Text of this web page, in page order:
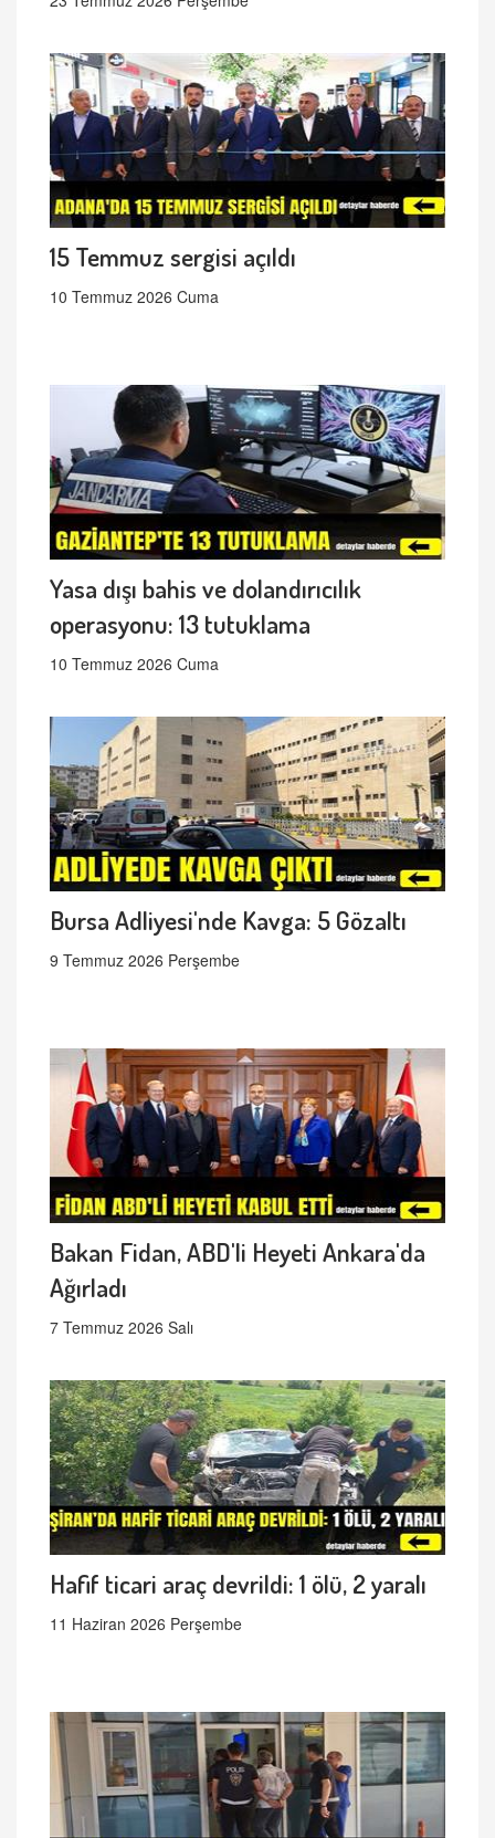
15 Temmuz sergisi açıldı
10 Temmuz 2026 Cuma
Yasa dışı bahis ve dolandırıcılık
operasyonu: 13 tutuklama
10 Temmuz 2026 Cuma
Bursa Adliyesi'nde Kavga: 5 Gözaltı
9 Temmuz 2026 Perşembe
Bakan Fidan, ABD'li Heyeti Ankara'da
Ağırladı
7 Temmuz 2026 Salı
Hafif ticari araç devrildi: 1 ölü, 2 yaralı
11 Haziran 2026 Perşembe